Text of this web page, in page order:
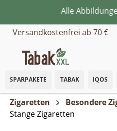
Zum Hauptinhalt springen
Alle
Versandkostenfrei ab 70 €
SPARPAKETE TABAK IQOS
Zigaretten
Besondere
Stange Zigaretten